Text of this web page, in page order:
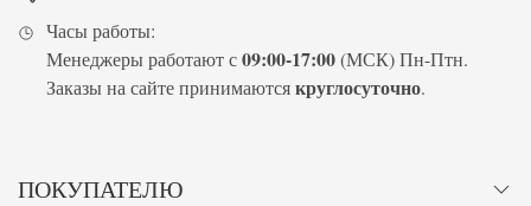
Часы работы:
Менеджеры работают с09:00-17:00(МСК) Пн-Птн.
Заказы на сайте принимаютсякруглосуточно.
ПОКУПАТЕЛЮ